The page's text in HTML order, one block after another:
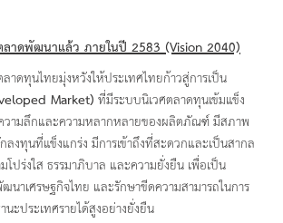
ลาดพัฒนาแล้ว ภายในปี2583 (Vision 2040)
าดทุนไทยมุ่งหวังให้ประเทศไทยก้าวสู่การเป็น
Market)ที่มีระบบนิเวศตลาดทุนเข้มแข็ง
วามลึกและความหลากหลายของผลิตภัณฑ์ มีสภาพ
งทุนที่แข็งแกร่ง มีการเข้าถึงที่สะดวกและเป็นสากล
ปร่งใส ธรรมาภิบาล และความยั่งยืน เพื่อเป็น
นาเศรษฐกิจไทย และรักษาขีดความสามารถในการ
ะประเทศรายได้สูงอย่างยั่งยืน